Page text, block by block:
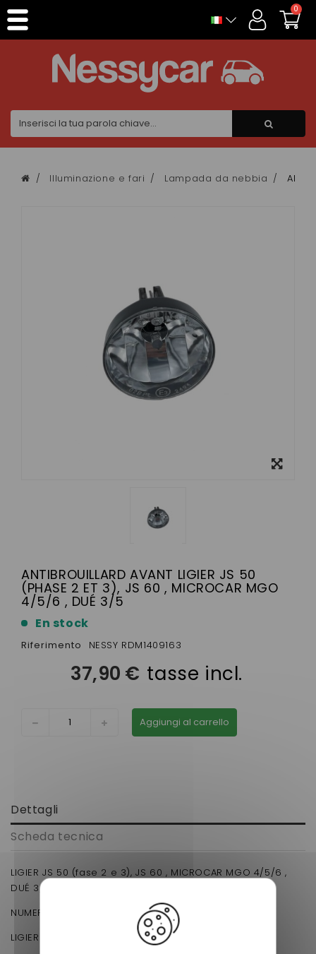
0
Illuminazione e fari Lampada da nebbia
ANTIBROUILLARD AVANT LIGIER JS 50
(PHASE 2 ET 3), JS 60 , MICROCAR MGO
4/5/6 , DUÉ 3/5
En stock
Riferimento NESSY RDM1409163
37,90 € tasse incl.
Aggiungi al carrello
Dettagli
Scheda tecnica
LIGIER JS 50 (fase 2 e 3), JS 60 , MICROCAR MGO 4/5/6 ,
DUÉ 3/5 .
NUMERO DI SERIE :
LIGIER (VJRB2 )
Pannello di gestione dei cookies